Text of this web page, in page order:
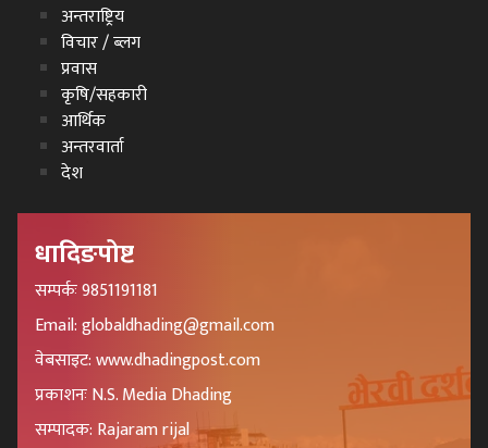
अन्तराष्ट्रिय
विचार / ब्लग
प्रवास
कृषि/सहकारी
आर्थिक
अन्तरवार्ता
देश
धादिङपोष्ट
सम्पर्कः 9851191181
Email: globaldhading@gmail.com
वेबसाइट: www.dhadingpost.com
प्रकाशनः N.S. Media Dhading
सम्पादक: Rajaram rijal